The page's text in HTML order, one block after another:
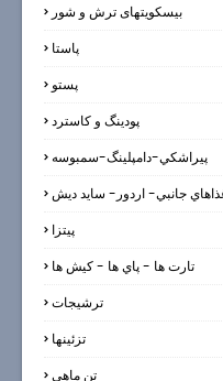
بیسکویتهای ترش و شور
پاستا
پستو
پودینگ و کاسترد
پيراشكي-دامپلينگ-سمبوسه
جانبي- اردور- سايد ديش
پیتزا
تارت ها - پاي ها - كيش ها
ترشيجات
تزئینها
تن ماهي